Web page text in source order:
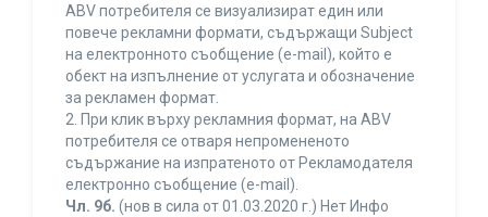
ABV потребителя се визуализират един или
повече рекламни формати, съдържащи Subject
на електронното съобщение (e-mail), който е
обект на изпълнение от услугата и обозначение
за рекламен формат.
2. При клик върху рекламния формат, на ABV
потребителя се отваря непромененото
съдържание на изпратеното от Рекламодателя
електронно съобщение (e-mail).
Чл. 9б. (нов в сила от 01.03.2020 г.) Нет Инфо